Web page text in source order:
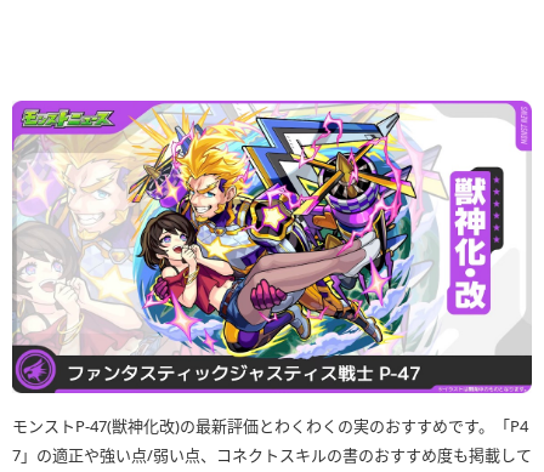
モンストP-47(獣神化改)の最新評価とわくわくの実のおすすめです。「P4
7」の適正や強い点/弱い点、コネクトスキルの書のおすすめ度も掲載して